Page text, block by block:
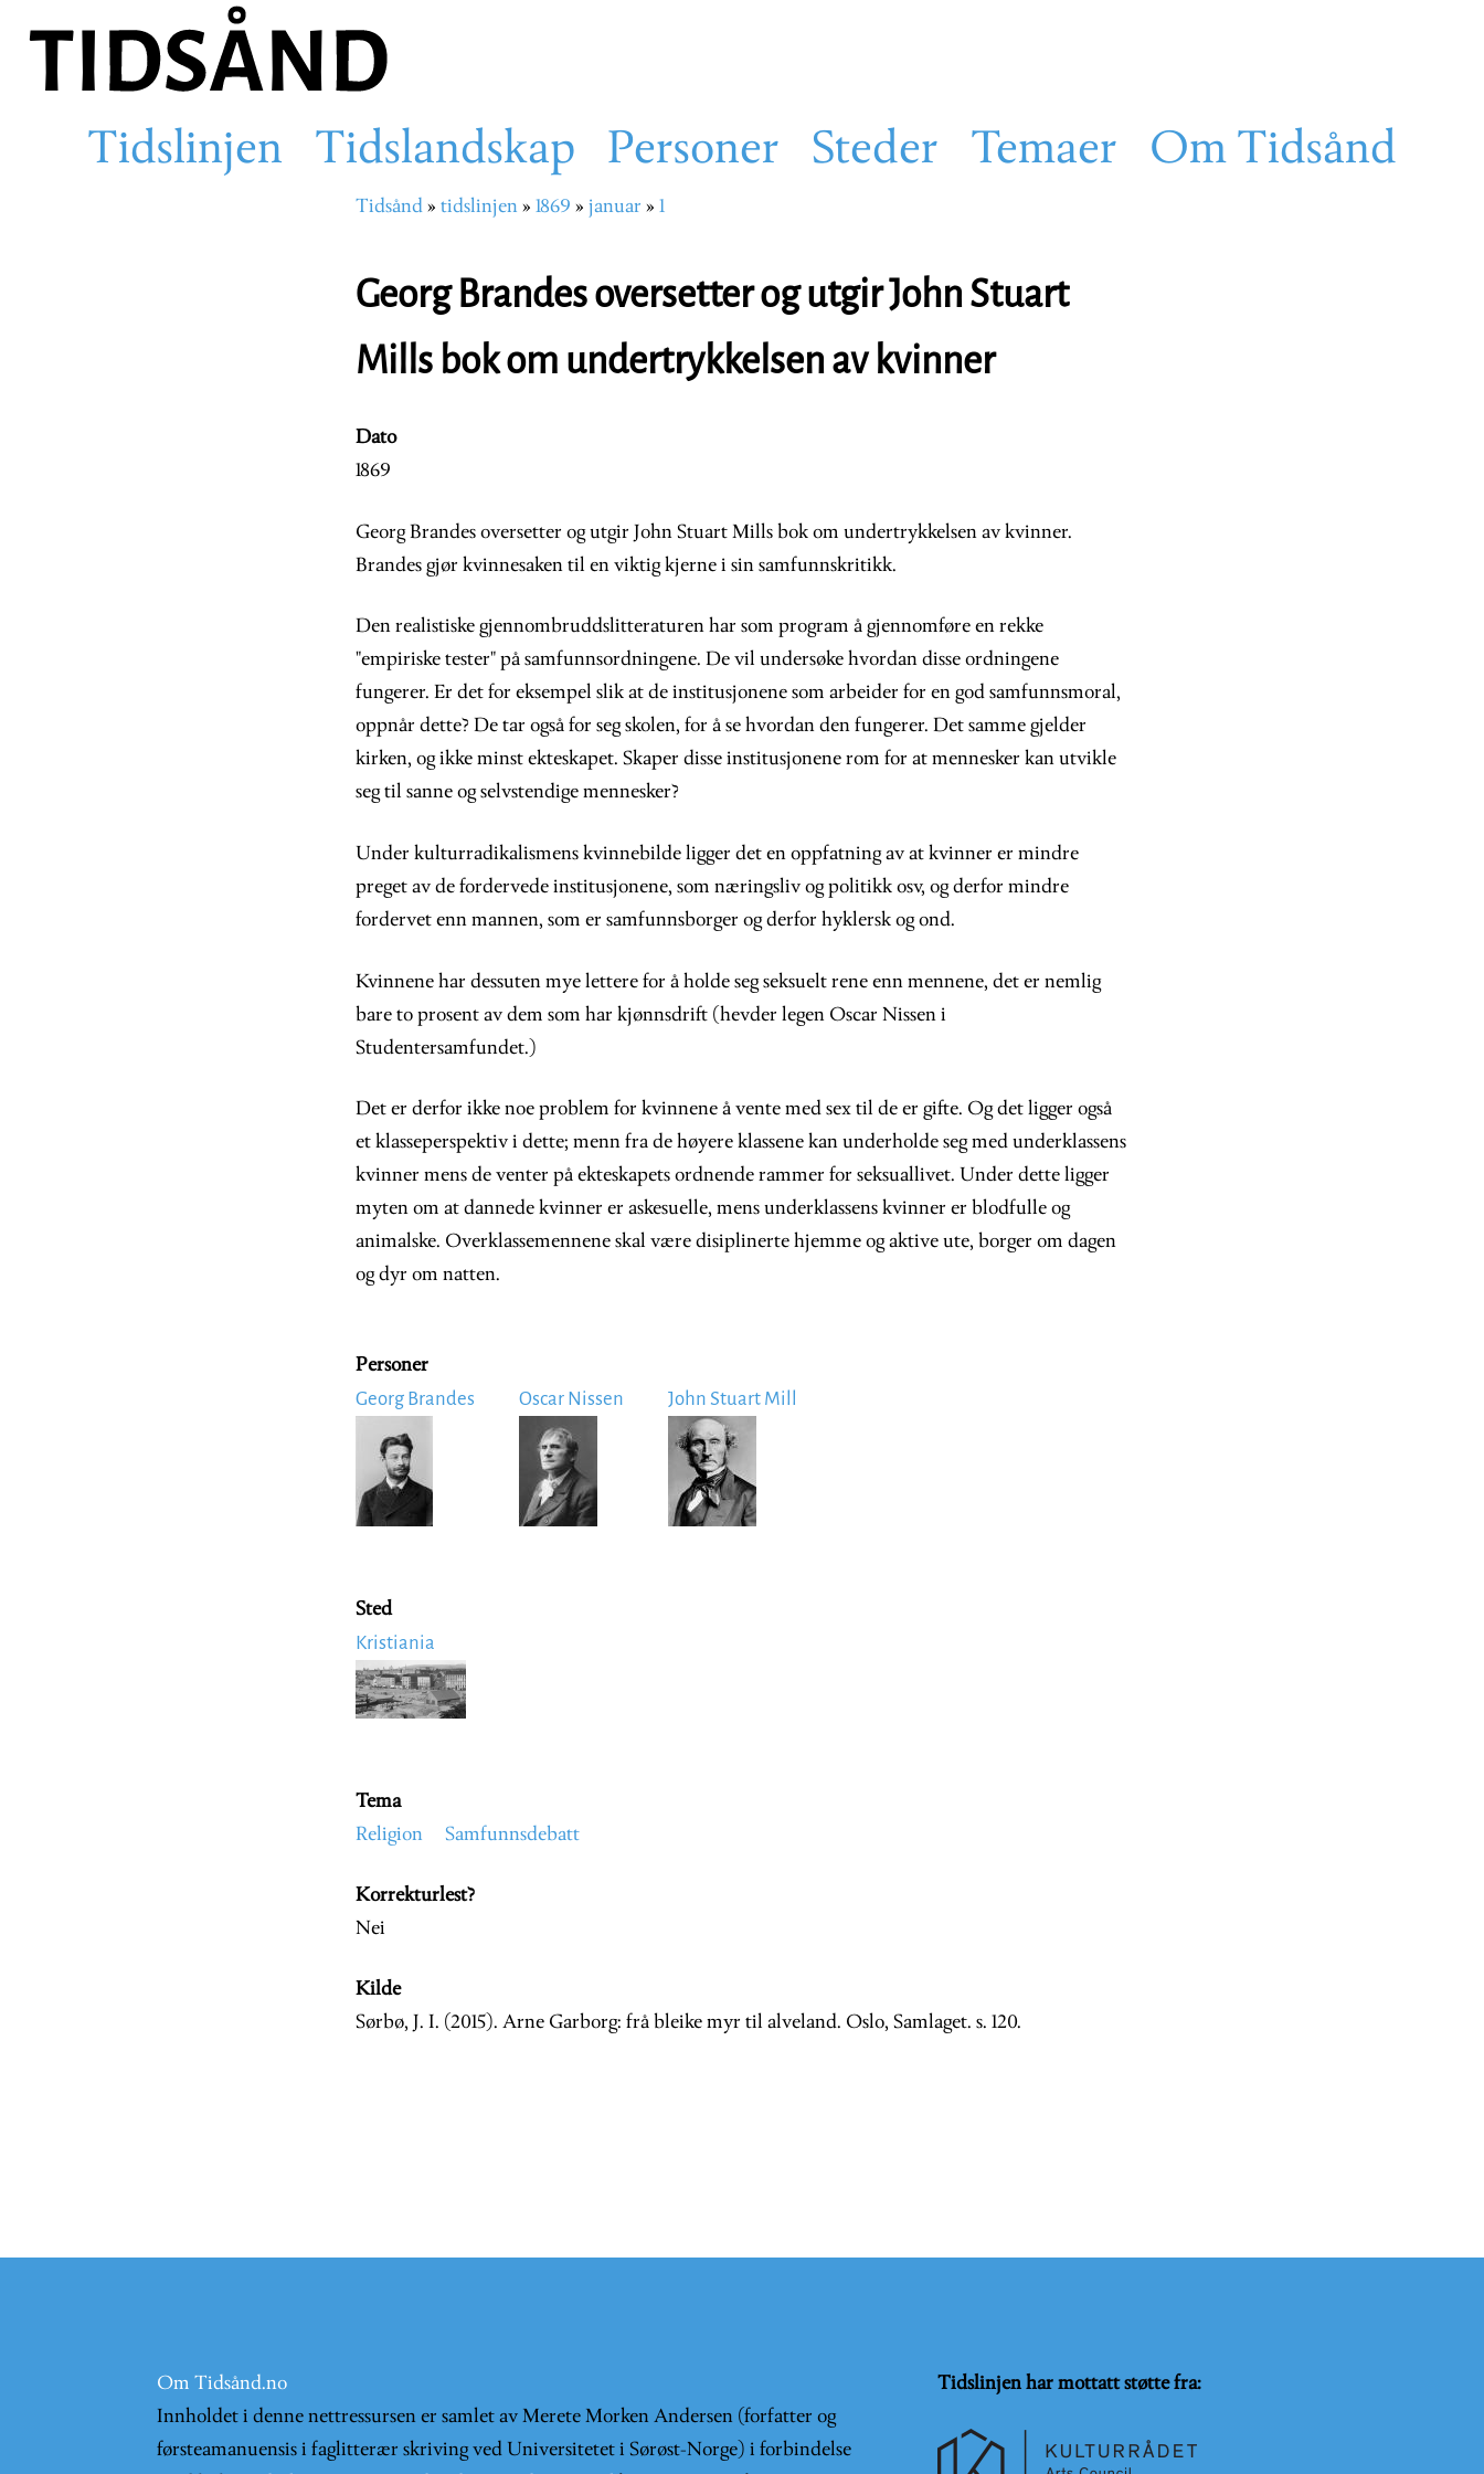
hovedinnhold
Main
Tidslinjen Tidslandskap Personer Steder Temaer Om Tidsånd
Navigasjonssti
Tidsånd tidslinjen 1869 januar 1
Georg Brandes oversetter og utgir John Stuart
Mills bok om undertrykkelsen av kvinner
Dato
1869
Georg Brandes oversetter og utgir John Stuart Mills bok om undertrykkelsen av kvinner.
Brandes gjør kvinnesaken til en viktig kjerne i sin samfunnskritikk.
Den realistiske gjennombruddslitteraturen har som program å gjennomføre en rekke
"empiriske tester" på samfunnsordningene. De vil undersøke hvordan disse ordningene
fungerer. Er det for eksempel slik at de institusjonene som arbeider for en god samfunnsmoral,
oppnår dette? De tar også for seg skolen, for å se hvordan den fungerer. Det samme gjelder
kirken, og ikke minst ekteskapet. Skaper disse institusjonene rom for at mennesker kan utvikle
seg til sanne og selvstendige mennesker?
Under kulturradikalismens kvinnebilde ligger det en oppfatning av at kvinner er mindre
preget av de fordervede institusjonene, som næringsliv og politikk osv, og derfor mindre
fordervet enn mannen, som er samfunnsborger og derfor hyklersk og ond.
Kvinnene har dessuten mye lettere for å holde seg seksuelt rene enn mennene, det er nemlig
bare to prosent av dem som har kjønnsdrift (hevder legen Oscar Nissen i
Studentersamfundet.)
Det er derfor ikke noe problem for kvinnene å vente med sex til de er gifte. Og det ligger også
et klasseperspektiv i dette; menn fra de høyere klassene kan underholde seg med underklassens
kvinner mens de venter på ekteskapets ordnende rammer for seksuallivet. Under dette ligger
myten om at dannede kvinner er askesuelle, mens underklassens kvinner er blodfulle og
animalske. Overklassemennene skal være disiplinerte hjemme og aktive ute, borger om dagen
og dyr om natten.
Personer
Georg Brandes
Image
Oscar Nissen
Image
John Stuart Mill
Image
Sted
Kristiania
Image
Tema
Religion
Samfunnsdebatt
Korrekturlest?
Nei
Kilde
Sørbø, J. I. (2015). Arne Garborg: frå bleike myr til alveland. Oslo, Samlaget. s. 120.
Om Tidsånd.no
Innholdet i denne nettressursen er samlet av Merete Morken Andersen (forfatter og
førsteamanuensis i faglitterær skriving ved Universitetet i Sørøst-Norge) i forbindelse
Tidslinjen har mottatt støtte fra: